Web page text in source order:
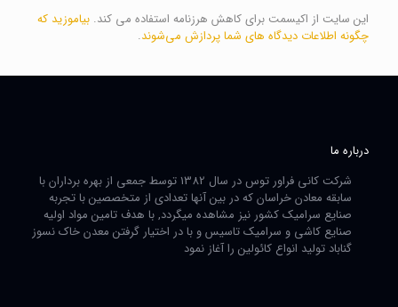
این سایت از اکیسمت برای کاهش هرزنامه استفاده می کند. بیاموزید که
چگونه اطلاعات دیدگاه های شما پردازش می‌شوند.
درباره ما
شرکت کانی فراور توس در سال 1382 توسط جمعی از بهره برداران با
سابقه معادن خراسان که در بین آنها تعدادی از متخصصین با تجربه
صنایع سرامیک کشور نیز مشاهده میگردد, با هدف تامین مواد اولیه
صنایع کاشی و سرامیک تاسیس و با در اختیار گرفتن معدن خاک نسوز
گناباد تولید انواع کائولین را آغاز نمود